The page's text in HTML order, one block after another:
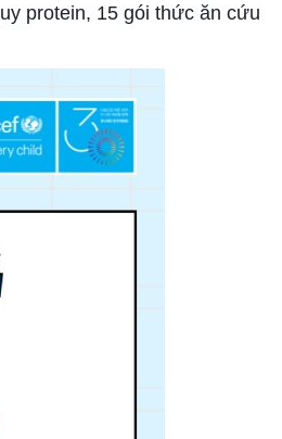
protein, 15 gói thức ăn cứu